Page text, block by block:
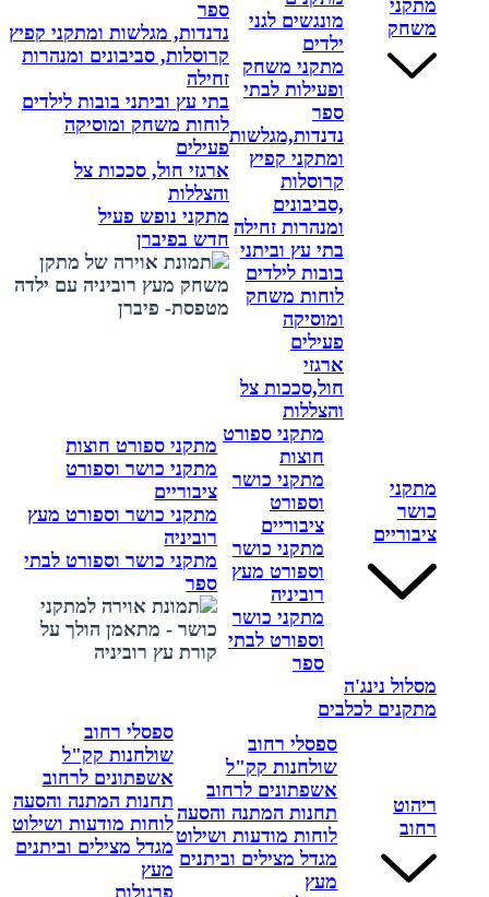
מתקני
משחק
מונגשים לגני
ילדים
מתקני משחק
ופעילות לבתי
ספר
נדנדות,מגלשות
ומתקני קפיץ
קרוסלות
,סביבונים
ומנהרות זחילה
בתי עץ וביתני
בובות לילדים
לוחות משחק
ומוסיקה
פעילים
ארגזי
חול,סככות צל
והצללות
ספר
נדנדות, מגלשות ומתקני קפיץ
קרוסלות, סביבונים ומנהרות
זחילה
בתי עץ וביתני בובות לילדים
לוחות משחק ומוסיקה
פעילים
ארגזי חול, סככות צל
והצללות
מתקני נופש פעיל
חדש בפיברן
מתקני
כושר
ציבוריים
מתקני ספורט
חוצות
מתקני כושר
וספורט
ציבוריים
מתקני כושר
וספורט מעץ
רוביניה
מתקני כושר
וספורט לבתי
ספר
מתקני ספורט חוצות
מתקני כושר וספורט
ציבוריים
מתקני כושר וספורט מעץ
רוביניה
מתקני כושר וספורט לבתי
ספר
מסלול נינג'ה
מתקנים לכלבים
ריהוט
רחוב
ספסלי רחוב
שולחנות קק"ל
אשפתונים לרחוב
תחנות המתנה והסעה
לוחות מודעות ושילוט
מגדל מצילים וביתנים
מעץ
ספסלי רחוב
שולחנות קק"ל
אשפתונים לרחוב
תחנות המתנה והסעה
לוחות מודעות ושילוט
מגדל מצילים וביתנים
מעץ
פרגולות